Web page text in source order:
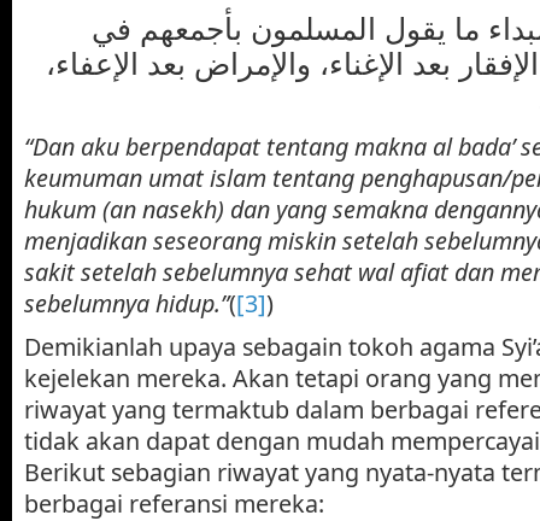
ما يقول المسلمون بأجمعهم في
بعد الإغناء، والإمراض بعد الإعفاء،
“Dan aku berpendapat tentang makna al bada’
keumuman umat islam tentang penghapusan/
hukum (an nasekh) dan yang semakna
menjadikan seseorang miskin setelah
sakit setelah sebelumnya sehat wal afiat dan
sebelumnya hidup.”([3])
Demikianlah upaya sebagain tokoh agama
kejelekan mereka. Akan tetapi orang yang
riwayat yang termaktub dalam berbagai
tidak akan dapat dengan mudah
Berikut sebagian riwayat yang nyata-nyata
berbagai referansi mereka: